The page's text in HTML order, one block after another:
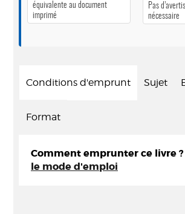
équivalente au document
imprimé
Pas
nécessaire
Conditions d'emprunt Sujet
Format
Comment emprunter ce livre ?
le mode d'emploi